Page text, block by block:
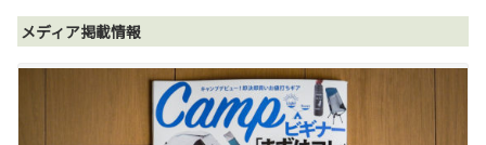
メディア掲載情報